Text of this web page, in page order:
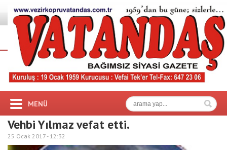
MENÜ
Vehbi Yılmaz vefat etti.
25 Ocak 2017 - 12:32